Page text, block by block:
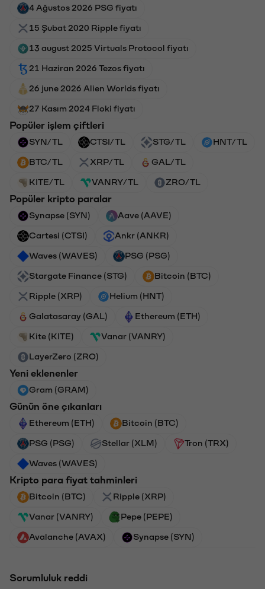
4 Ağustos 2026 PSG fiyatı
15 Şubat 2020 Ripple fiyatı
13 august 2025 Virtuals Protocol fiyatı
21 Haziran 2026 Tezos fiyatı
26 june 2026 Alien Worlds fiyatı
27 Kasım 2024 Floki fiyatı
Popüler işlem çiftleri
SYN/TL CTSI/TL STG/TL HNT/TL
BTC/TL XRP/TL GAL/TL
KITE/TL VANRY/TL ZRO/TL
Popüler kripto paralar
Synapse (SYN) Aave (AAVE)
Cartesi (CTSI) Ankr (ANKR)
Waves (WAVES) PSG (PSG)
Stargate Finance (STG) Bitcoin (BTC)
Ripple (XRP) Helium (HNT)
Galatasaray (GAL) Ethereum (ETH)
Kite (KITE) Vanar (VANRY)
LayerZero (ZRO)
Yeni eklenenler
Gram (GRAM)
Günün öne çıkanları
Ethereum (ETH) Bitcoin (BTC)
PSG (PSG) Stellar (XLM) Tron (TRX)
Waves (WAVES)
Kripto para fiyat tahminleri
Bitcoin (BTC) Ripple (XRP)
Vanar (VANRY) Pepe (PEPE)
Avalanche (AVAX) Synapse (SYN)
Sorumluluk reddi